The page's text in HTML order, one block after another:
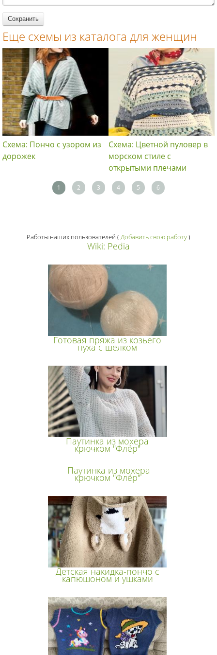
Еще схемы из каталога для женщин
Схема: Пончо с узором из
дорожек
Схема: Цветной пуловер в
морском стиле с
открытыми плечами
1 2 3 4 5 6
Работы наших пользователей ( Добавить свою работу)
Wiki: Pedia
Готовая пряжа из козьего
пуха с шелком
Паутинка из мохера
крючком "Флёр"
Паутинка из мохера
крючком "Флёр"
Детская накидка-пончо с
капюшоном и ушками